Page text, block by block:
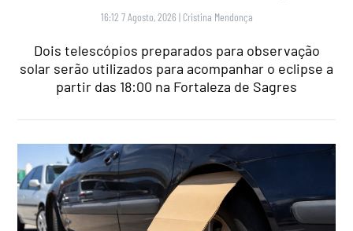
16:12 7 Agosto, 2026 | Cristina Mendonça
Dois telescópios preparados para observação
solar serão utilizados para acompanhar o eclipse a
partir das 18:00 na Fortaleza de Sagres